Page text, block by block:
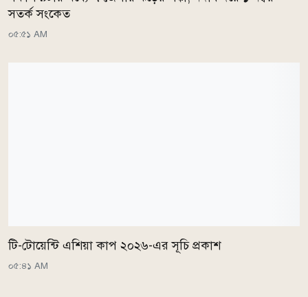
সতর্ক সংকেত
০৫:৫১ AM
টি-টোয়েন্টি এশিয়া কাপ ২০২৬-এর সূচি প্রকাশ
০৫:৪১ AM